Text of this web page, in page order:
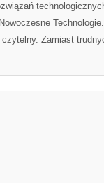
Zamiast